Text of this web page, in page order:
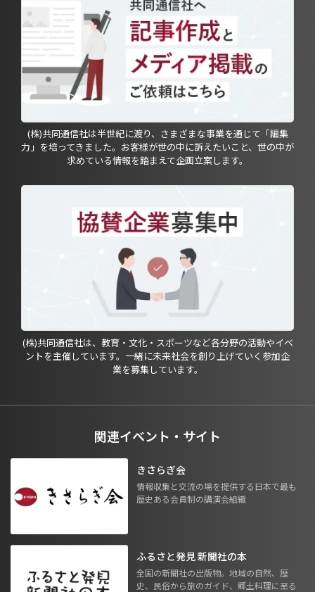
(株)共同通信社は半世紀に渡り、さまざまな事業を通じて「編集
力」を培ってきました。お客様が世の中に訴えたいこと、世の中が
求めている情報を踏まえて企画立案します。
(株)共同通信社は、教育・文化・スポーツなど各分野の活動やイベ
ントを主催しています。一緒に未来社会を創り上げていく参加企
業を募集しています。
関連イベント・サイト
きさらぎ会
情報収集と交流の場を提供する日本で最も
歴史ある会員制の講演会組織
ふるさと発見 新聞社の本
全国の新聞社の出版物。地域の自然、歴
史、民俗から旅のガイド、郷土料理に至る